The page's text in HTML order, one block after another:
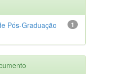
1
Pós-Graduação